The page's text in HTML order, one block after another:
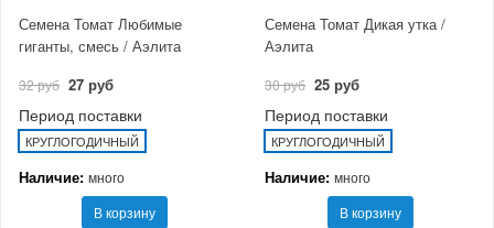
Семена Томат Любимые
гиганты, смесь / Аэлита
32 руб 27 руб
Период поставки
КРУГЛОГОДИЧНЫЙ
Наличие: много
В корзину
Семена Томат Дикая утка /
Аэлита
30 руб 25 руб
Период поставки
КРУГЛОГОДИЧНЫЙ
Наличие: много
В корзину